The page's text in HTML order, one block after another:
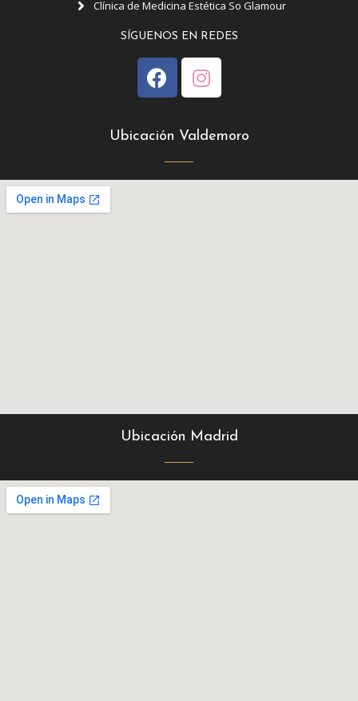
Clínica de Medicina Estética So Glamour
SÍGUENOS EN REDES
Ubicación Valdemoro
Ubicación Madrid